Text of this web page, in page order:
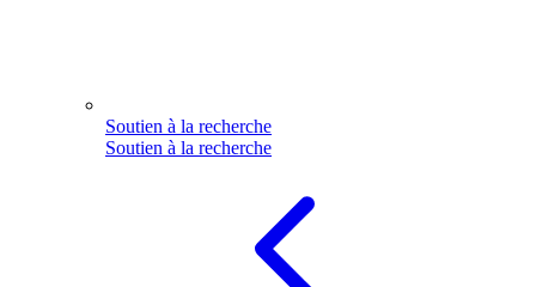
Soutien à la recherche
Soutien à la recherche